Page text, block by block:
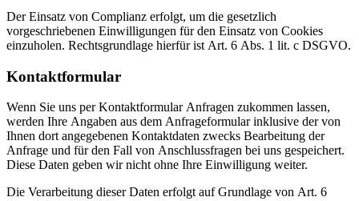
Der Einsatz von Complianz erfolgt, um die gesetzlich
vorgeschriebenen Einwilligungen für den Einsatz von Cookies
einzuholen. Rechtsgrundlage hierfür ist Art. 6 Abs. 1 lit. c DSGVO.
Kontaktformular
Wenn Sie uns per Kontaktformular Anfragen zukommen lassen,
werden Ihre Angaben aus dem Anfrageformular inklusive der von
Ihnen dort angegebenen Kontaktdaten zwecks Bearbeitung der
Anfrage und für den Fall von Anschlussfragen bei uns gespeichert.
Diese Daten geben wir nicht ohne Ihre Einwilligung weiter.
Die Verarbeitung dieser Daten erfolgt auf Grundlage von Art. 6